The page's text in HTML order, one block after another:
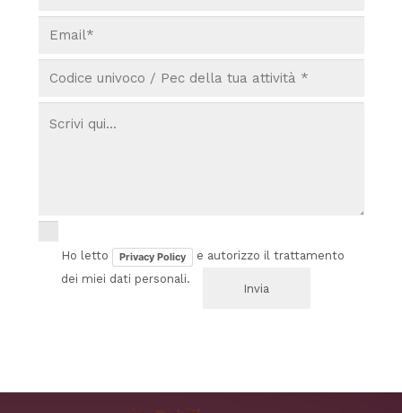
Ho letto Privacy Policy
e autorizzo il trattamento
dei miei dati personali.